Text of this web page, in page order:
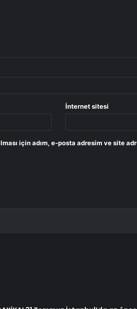
İnternet sitesi
için adım, e-posta adresim ve site